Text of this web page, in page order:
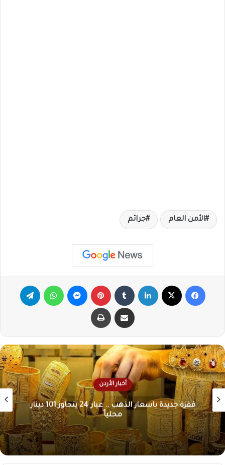
الأمن العام جرائم
أخبار الأردن
الاثنين 10 آب .. موعد إعلان نتائج الثانوية العامة
2026